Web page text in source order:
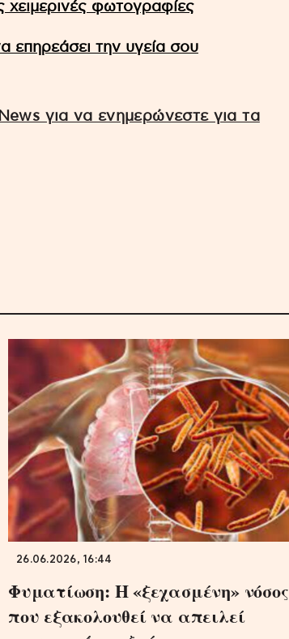
χειμερινές φωτογραφίες
επηρεάσει την υγεία σου
για να ενημερώνεστε για τα
26.06.2026, 16:44
Φυματίωση: Η «ξεχασμένη» νόσος
που εξακολουθεί να απειλεί